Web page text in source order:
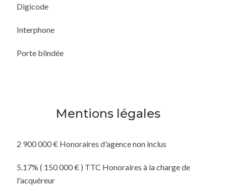
Digicode
Interphone
Porte blindée
Mentions légales
2 900 000 € Honoraires d'agence non inclus
5.17% ( 150 000 € ) TTC Honoraires à la charge de
l'acquéreur